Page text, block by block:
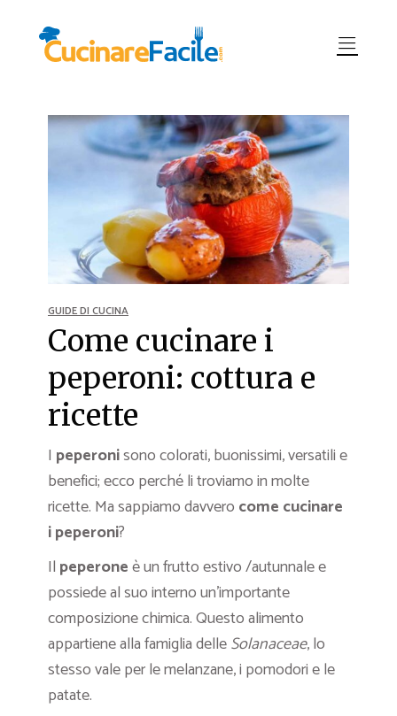
GUIDE DI CUCINA
Come cucinare i
peperoni: cottura e
ricette
I peperonisono colorati, buonissimi, versatili e
benefici; ecco perché li troviamo in molte
ricette. Ma sappiamo davvero come cucinare
i peperoni?
Il peperoneè un frutto estivo /autunnale e
possiede al suo interno un’importante
composizione chimica. Questo alimento
appartiene alla famiglia delleSolanaceae, lo
stesso vale per le melanzane, i pomodori e le
patate.